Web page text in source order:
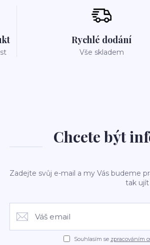
Rychlé dodání
Vše skladem
Chcete být
Zadejte svůj e-mail a my Vás budeme
tak
Souhlasím se zpracováním